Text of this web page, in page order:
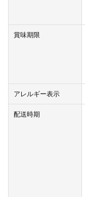
賞味期限
アレルギー表示
配送時期